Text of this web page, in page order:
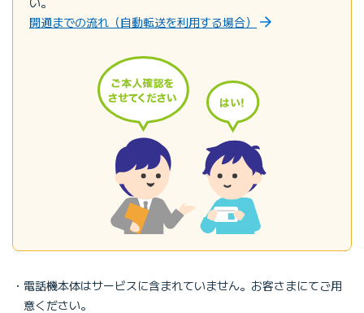
開通までの流れ（自動転送を利用する場合）
電話機本体はサービスに含まれていません。お客さまにてご用
意ください。